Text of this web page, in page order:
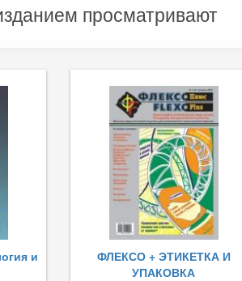
просматривают
и
ФЛЕКСО + ЭТИКЕТКА И
УПАКОВКА